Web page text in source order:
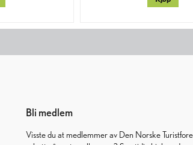
Bli medlem
Visste du at medlemmer av Den Norske